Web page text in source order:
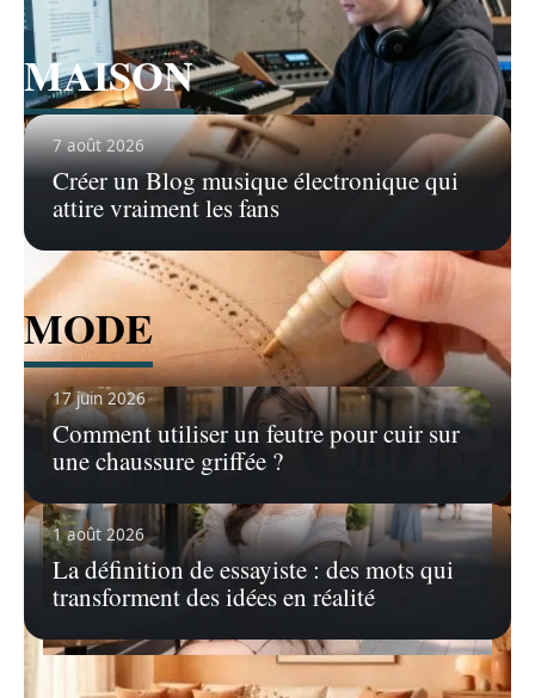
7 août 2026
Créer un Blog musique électronique qui
attire vraiment les fans
1 août 2026
La définition de essayiste : des mots qui
transforment des idées en réalité
MAISON
17 juin 2026
Comment utiliser un feutre pour cuir sur
une chaussure griffée ?
Voir tous les articles
MODE
7 avril 2026